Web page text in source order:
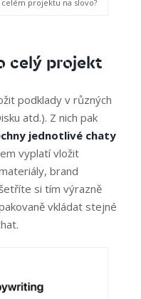
celém projektu na slovo?
celý projekt
podklady v různých
atd.). Z nich pak
jednotlivé chaty
vyplatí vložit
brand
si tím výrazně
vkládat stejné